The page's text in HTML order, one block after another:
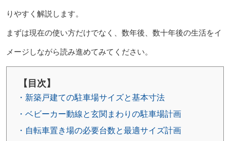
りやすく解説します。
まずは現在の使い方だけでなく、数年後、数十年後の生活をイ
メージしながら読み進めてみてください。
【目次】
・新築戸建ての駐車場サイズと基本寸法
・ベビーカー動線と玄関まわりの駐車場計画
・自転車置き場の必要台数と最適サイズ計画